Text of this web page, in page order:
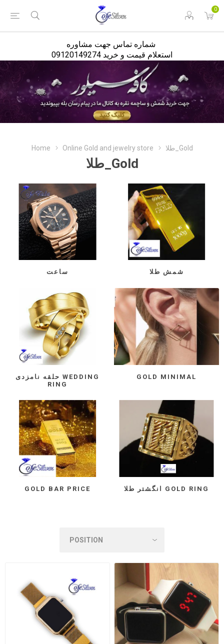
0
استعلام قیمت و خرید 09120149274
Home Online Gold and jewelry store طلا_Gold
طلا_Gold
ساعت شمش طلا
حلقه نامزدی WEDDING
RING
GOLD MINIMAL
GOLD BAR PRICE انگشتر طلا GOLD RING